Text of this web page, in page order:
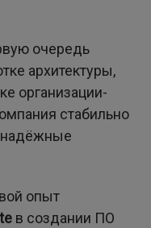
очередь
архитектуры,
организации-
стабильно
надёжные
опыт
в создании ПО